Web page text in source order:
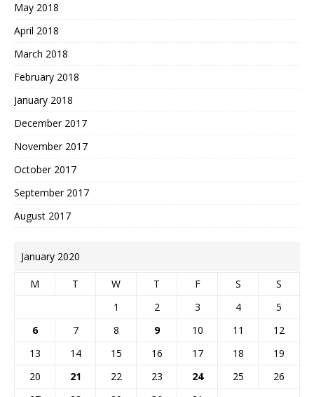
May 2018
April 2018
March 2018
February 2018
January 2018
December 2017
November 2017
October 2017
September 2017
August 2017
January 2020
M T W T F S
S
1
2 3 4
5
6
7 8 9 10 11
12
13
14 15 16 17 18
19
20
21 22 23 24 25
26